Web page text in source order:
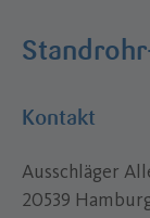
Kontakt
Ausschläger
20539